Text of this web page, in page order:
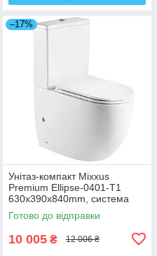
–17%
Унітаз-компакт Mixxus
Premium Ellipse-0401-T1
630x390x840mm, система
змиву TORNADO 1.0
(MP6467)
Готово до відправки
10 005 ₴ 12 006 ₴